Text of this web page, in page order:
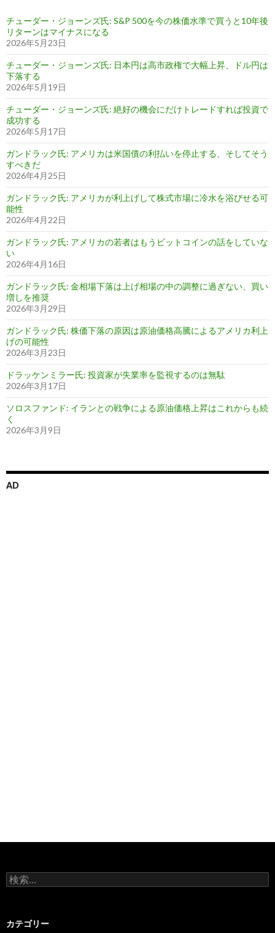
チューダー・ジョーンズ氏: S&P 500を今の株価水準で買うと10年後
リターンはマイナスになる
2026年5月23日
チューダー・ジョーンズ氏: 日本円は高市政権で大幅上昇、ドル円は
下落する
2026年5月19日
チューダー・ジョーンズ氏: 絶好の機会にだけトレードすれば投資で
成功する
2026年5月17日
ガンドラック氏: アメリカは米国債の利払いを停止する、そしてそう
すべきだ
2026年4月25日
ガンドラック氏: アメリカが利上げして株式市場に冷水を浴びせる可
能性
2026年4月22日
ガンドラック氏: アメリカの若者はもうビットコインの話をしていな
い
2026年4月16日
ガンドラック氏: 金相場下落は上げ相場の中の調整に過ぎない、買い
増しを推奨
2026年3月29日
ガンドラック氏: 株価下落の原因は原油価格高騰によるアメリカ利上
げの可能性
2026年3月23日
ドラッケンミラー氏: 投資家が失業率を監視するのは無駄
2026年3月17日
ソロスファンド: イランとの戦争による原油価格上昇はこれからも続
く
2026年3月9日
AD
検
索:
カテゴリー